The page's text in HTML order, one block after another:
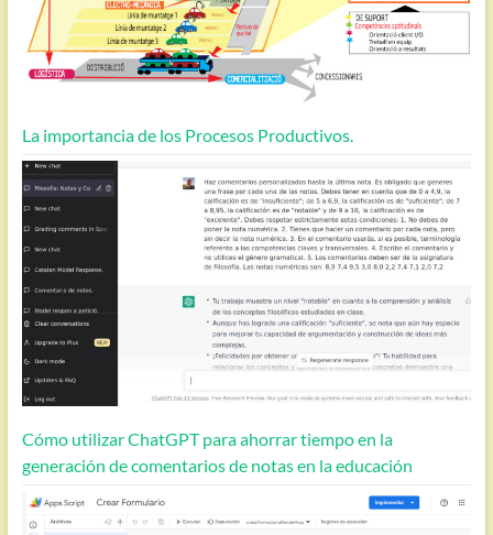
La importancia de los Procesos Productivos.
Cómo utilizar ChatGPT para ahorrar tiempo en la
generación de comentarios de notas en la educación